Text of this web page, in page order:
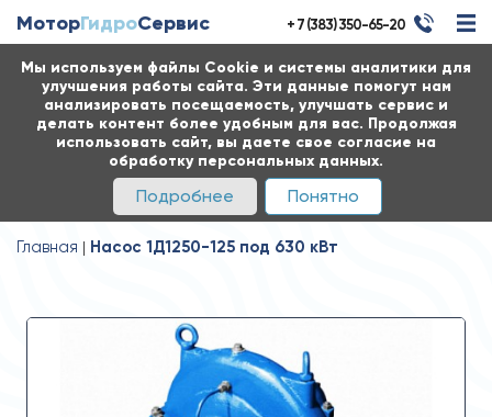
Мы используем файлы Cookie и системы аналитики для
улучшения работы сайта. Эти данные помогут нам
анализировать посещаемость, улучшать сервис и
делать контент более удобным для вас. Продолжая
использовать сайт, вы даете свое согласие на
обработку персональных данных.
Подробнее Понятно
МоторГидроСервис + 7 (383) 350-65-20
Главная Насос 1Д1250-125 под 630 кВт